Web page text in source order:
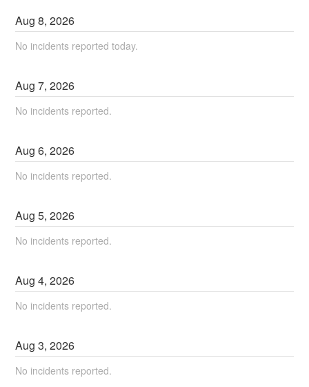
Aug8,2026
No incidents reported today.
Aug7,2026
No incidents reported.
Aug6,2026
No incidents reported.
Aug5,2026
No incidents reported.
Aug4,2026
No incidents reported.
Aug3,2026
No incidents reported.